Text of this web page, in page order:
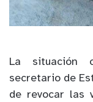
La situación
secretario de
de revocar las